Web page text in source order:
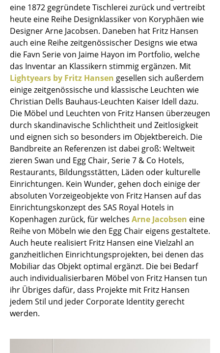
Kleinaufbewahrung
Einzelteile
... alle Aufbewahrungsmöbel
Licht
Hängeleuchten & Deckenleuchten
Tischleuchten
Schreibtischleuchten
Stehleuchten & Leseleuchten
Bodenleuchten
Wandleuchten
Outdoor-Leuchten
Akkuleuchten
... alle Leuchten
Betten
Doppelbetten
Stapelbetten
eine 1872 gegründete Tischlerei zurück und vertreibt
heute eine Reihe Designklassiker von Koryphäen wie
Designer Arne Jacobsen. Daneben hat Fritz Hansen
auch eine Reihe zeitgenössischer Designs wie etwa
die Favn Serie von Jaime Hayon im Portfolio, welche
das Inventar an Klassikern stimmig ergänzen. Mit
Lightyears by Fritz Hansen gesellen sich außerdem
einige zeitgenössische und klassische Leuchten wie
Christian Dells Bauhaus-Leuchten Kaiser Idell dazu.
Die Möbel und Leuchten von Fritz Hansen überzeugen
durch skandinavische Schlichtheit und Zeitlosigkeit
und eignen sich so besonders im Objektbereich. Die
Bandbreite an Referenzen ist dabei groß: Weltweit
zieren Swan und Egg Chair, Serie 7 & Co Hotels,
Restaurants, Bildungsstätten, Läden oder kulturelle
Einrichtungen. Kein Wunder, gehen doch einige der
absoluten Vorzeigeobjekte von Fritz Hansen auf das
Einrichtungskonzept des SAS Royal Hotels in
Kopenhagen zurück, für welches Arne Jacobsen eine
Reihe von Möbeln wie den Egg Chair eigens gestaltete.
Auch heute realisiert Fritz Hansen eine Vielzahl an
ganzheitlichen Einrichtungsprojekten, bei denen das
Mobiliar das Objekt optimal ergänzt. Die bei Bedarf
auch individualisierbaren Möbel von Fritz Hansen tun
ihr Übriges dafür, dass Projekte mit Fritz Hansen
jedem Stil und jeder Corporate Identity gerecht
werden.